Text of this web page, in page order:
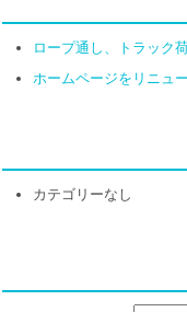
ロープ通し、トラック
ホームページをリニュ
カテゴリーなし